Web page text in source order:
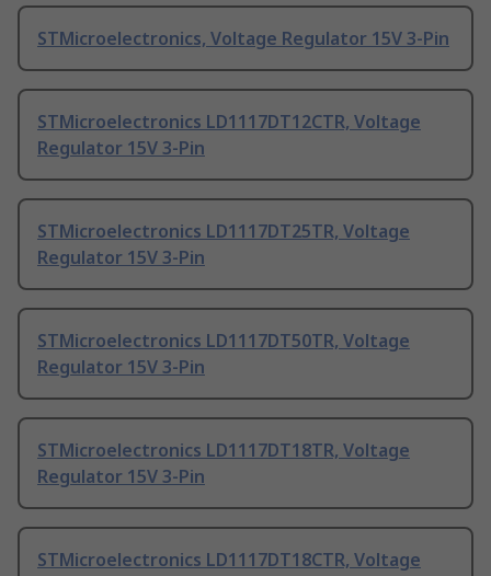
STMicroelectronics, Voltage Regulator 15V 3-Pin
STMicroelectronics LD1117DT12CTR, Voltage
Regulator 15V 3-Pin
STMicroelectronics LD1117DT25TR, Voltage
Regulator 15V 3-Pin
STMicroelectronics LD1117DT50TR, Voltage
Regulator 15V 3-Pin
STMicroelectronics LD1117DT18TR, Voltage
Regulator 15V 3-Pin
STMicroelectronics LD1117DT18CTR, Voltage